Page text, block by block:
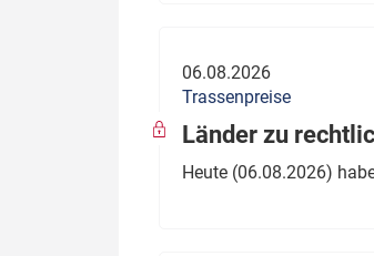
06.08.2026
Trassenpreise
Länder zu
Heute (06.08.2026)